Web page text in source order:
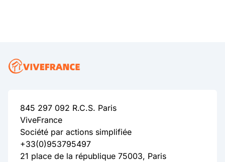
845 297 092 R.C.S. Paris
ViveFrance
Société par actions simplifiée
+33(0)953795497
21 place de la république 75003, Paris